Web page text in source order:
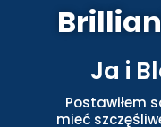
Ja i
Postawiłem
mieć